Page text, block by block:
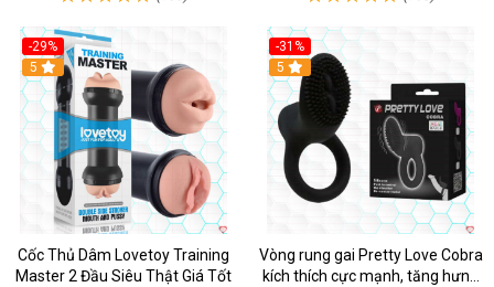
-29%
Hot
5
Cốc Thủ Dâm Lovetoy Training
Master 2 Đầu Siêu Thật Giá Tốt
-31%
5
Vòng rung gai Pretty Love Cobra
kích thích cực mạnh, tăng hưng